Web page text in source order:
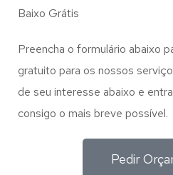
Baixo Grátis
Preencha o formulário abaixo
gratuito para os nossos
de seu interesse abaixo e
consigo o mais breve possível.
Pedir